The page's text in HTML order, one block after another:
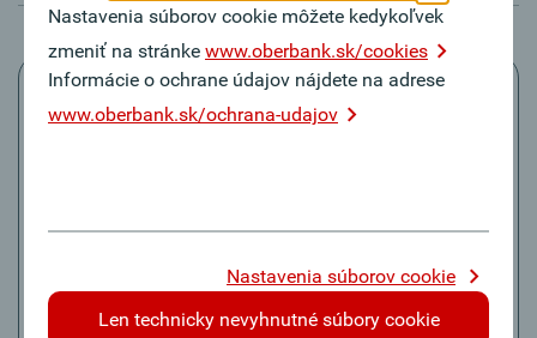
prevodu ide: tuzemský či cezhraničný prevod, vlastný
prevod alebo trvalý príkaz.
Nastavenia súborov cookie môžete kedykoľvek
zmeniť na stránke www.oberbank.sk/cookies
Informácie o ochrane údajov nájdete na adrese
www.oberbank.sk/ochrana-udajov
Nastavenia súborov cookie
Len technicky nevyhnutné súbory cookie